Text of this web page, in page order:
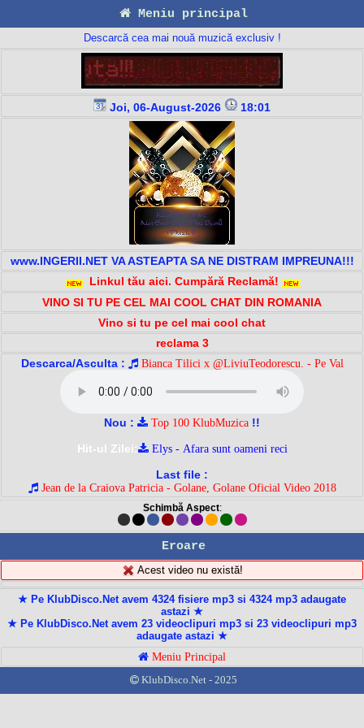
Meniu principal
Descarcă cea mai nouă muzică exclusiv !
Joi, 06-August-2026 18:01
www.INGERII.NET VA ASTEAPTA SA NE DISTRAM IMPREUNA!!!
Linkul tău aici. Cumpără Reclamă!
VINO SI TU PE CEL MAI COOL CHAT DIN ROMANIA
Vino si tu pe cel mai cool chat
reclama 3
Descarca/Asculta :
Bianca Tilici x @LiviuTeodorescu. - Pe Val
Nou : Top 100 KlubMuzica !!
Hit-ul Zilei:
Elys - Afara sunt oameni reci
Last file :
Jean de la Craiova Patricia - Golane, Golane Oficial Video 2018
Schimbă Aspect:
Eroare
Acest video nu există!
★ Pe KlubDisco.Net avem 4324 fisiere mp3 si 4324 mp3 adaugate
astazi ★
★ Pe KlubDisco.Net avem 23 videoclipuri mp3 si 23 videoclipuri mp3
adaugate astazi ★
Meniu Principal
KlubDisco.Net - 2025